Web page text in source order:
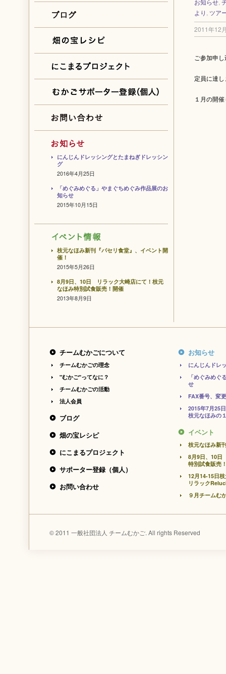
お知らせ,
より ツア
2011年12
ご参加申
定員に達
１月の開
にんじんドレッシングとたまねぎドレッシン
グ
2016年4月25日
「めぐみめぐる」やまぐちめぐみ作品展のお
知らせ
2015年10月15日
枝元なほみ新刊『パセリ食堂』、イベント開
催！
2015年5月26日
8月9日、10日 リラック大崎店にて！枝元
なほみ特別試食販売！開催
2013年8月9日
チームむかごについて
チームむかごの理念
"むかご"ってなに？
チームむかごの活動
法人会員
ブログ
畑の宝レシピ
にこまるプロジェクト
サポーター登録（個人）
お問い合わせ
お知らせ
にんじんドレ
「めぐみめぐ
せ
FAX番号、変
2015年7月25
枝元なほみの
イベント
枝元なほみ新
8月9日、10日
特別試食販売
12月14-15日
リラック
９月チームむ
© 2011 一般社団法人 チームむかご. All rights Reserved